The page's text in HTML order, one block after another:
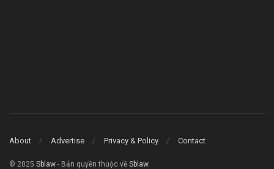
About Advertise Privacy & Policy Contact
© 2025 Sblaw - Bản quyền thuộc về Sblaw.